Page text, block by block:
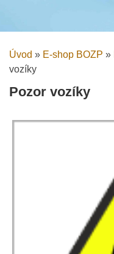
Úvod » E-shop BOZP »
vozíky
Pozor vozíky